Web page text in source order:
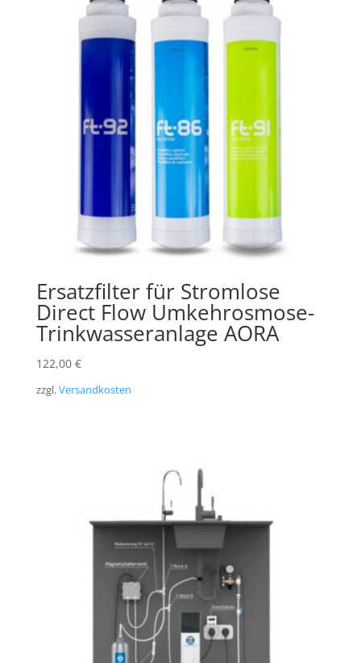
Ersatzfilter für Stromlose
Direct Flow Umkehrosmose-
Trinkwasseranlage AORA
122,00 €
zzgl.Versandkosten